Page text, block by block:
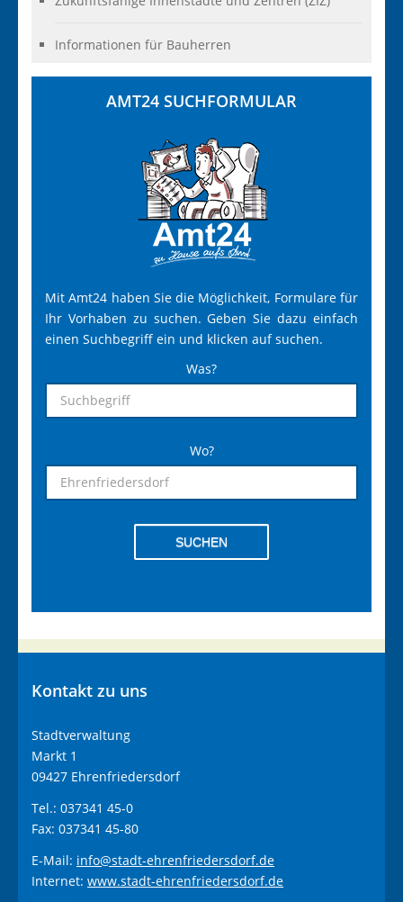
Informationen für Bauherren
AMT24 SUCHFORMULAR
Mit Amt24 haben Sie die Möglichkeit, Formulare für
Ihr Vorhaben zu suchen. Geben Sie dazu einfach
einen Suchbegriff ein und klicken auf suchen.
Was?
Wo?
SUCHEN
Kontakt zu uns
Stadtverwaltung
Markt 1
09427 Ehrenfriedersdorf
Tel.: 037341 45-0
Fax: 037341 45-80
E-Mail: info@stadt-ehrenfriedersdorf.de
Internet: www.stadt-ehrenfriedersdorf.de